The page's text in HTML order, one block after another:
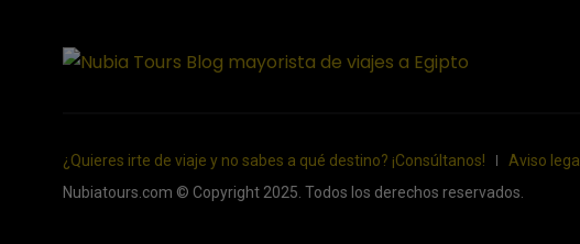
¿Quieres irte de viaje y no sabes a qué destino? ¡Consúltanos! Aviso legal
Nubiatours.com © Copyright 2025. Todos los derechos reservados.